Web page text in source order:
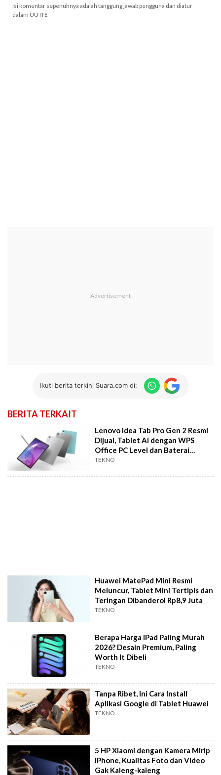
Isi komentar sepenuhnya adalah tanggung jawab pengguna dan diatur
dalam UU ITE
Ikuti berita terkini Suara.com di:
BERITA TERKAIT
Lenovo Idea Tab Pro Gen 2 Resmi
Dijual, Tablet AI dengan WPS
Office PC Level dan Baterai
10.200mAh
TEKNO
Huawei MatePad Mini Resmi
Meluncur, Tablet Mini Tertipis dan
Teringan Dibanderol Rp8,9 Juta
TEKNO
Berapa Harga iPad Paling Murah
2026? Desain Premium, Paling
Worth It Dibeli
TEKNO
Tanpa Ribet, Ini Cara Install
Aplikasi Google di Tablet Huawei
TEKNO
5 HP Xiaomi dengan Kamera Mirip
iPhone, Kualitas Foto dan Video
Gak Kaleng-kaleng